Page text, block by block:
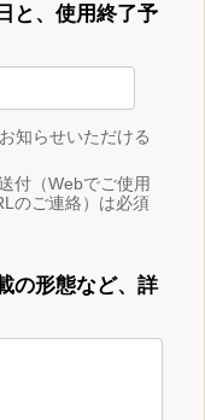
と、使用終了予
知らせいただける
付（Webでご使用
のご連絡）は必須
の形態など、詳